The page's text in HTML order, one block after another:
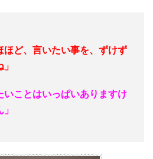
ほど、言いたい事を、ずけず
いことはいっぱいありますけ